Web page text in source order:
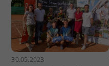
30.05.2023